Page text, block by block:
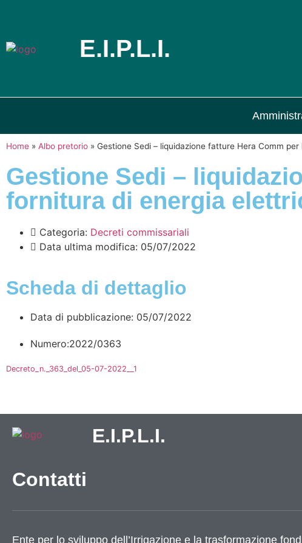
E.I.P.L.I.
Home » Albo pretorio » Gestione Sedi – liquidazione fatture Hera Comm
Gestione Sedi –
fornitura di energia
Categoria: Decreti commissariali
Data ultima modifica: 05/07/2022
Scheda di dettaglio
Data di pubblicazione: 05/07/2022
Numero:2022/0363
Decreto_n._363_del_05-07-2022__1
E.I.P.L.I.
Contatti
Ente per lo sviluppo dell’Irrigazione e la trasformazione